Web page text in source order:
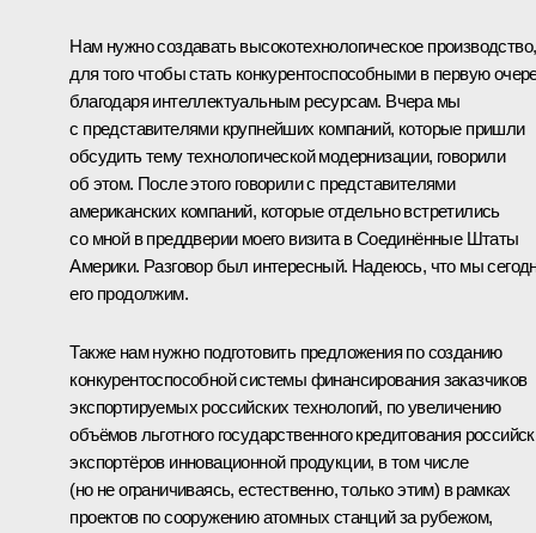
Нам нужно создавать высокотехнологическое производство,
для того чтобы стать конкурентоспособными в первую
благодаря интеллектуальным ресурсам. Вчера мы
с представителями крупнейших компаний, которые пришли
обсудить тему технологической модернизации, говорили
об этом. После этого говорили с представителями
американских компаний, которые отдельно встретились
со мной в преддверии моего визита в Соединённые Штаты
Америки. Разговор был интересный. Надеюсь, что мы
его продолжим.
Также нам нужно подготовить предложения по созданию
конкурентоспособной системы финансирования заказчиков
экспортируемых российских технологий, по увеличению
объёмов льготного государственного кредитования
экспортёров инновационной продукции, в том числе
(но не ограничиваясь, естественно, только этим) в рамках
проектов по сооружению атомных станций за рубежом,